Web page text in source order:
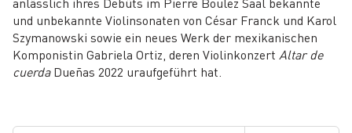
und unbekannte Violinsonaten von César Franck und Karol
Szymanowski sowie ein neues Werk der mexikanischen
Komponistin Gabriela Ortiz, deren Violinkonzert Altar de
cuerdaDueñas 2022 uraufgeführt hat.